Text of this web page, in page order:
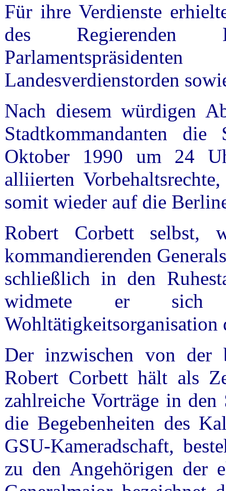
Für ihre Verdienste
des Regierenden
Landesverdienstorden
Nach diesem würdigen
Stadtkommandanten
Oktober 1990 um 24
alliierten
somit wieder auf die
Robert Corbett selbst,
kommandierenden
schließlich in den
widmete er sich
Wohltätigkeitsorganisation
Der inzwischen von der
Robert Corbett hält als
zahlreiche Vorträge in den
die Begebenheiten des
GSU-Kameradschaft,
zu den Angehörigen der